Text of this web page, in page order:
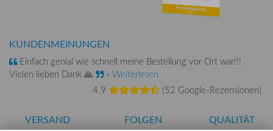
KUNDENMEINUNGEN
Einfach genial wie schnell meine Bestellung vor Ort war!!!
Vielen lieben Dank 🙏
» Weiterlesen
4.9
(52 Google-Rezensionen)
VERSAND FOLGEN QUALITÄT